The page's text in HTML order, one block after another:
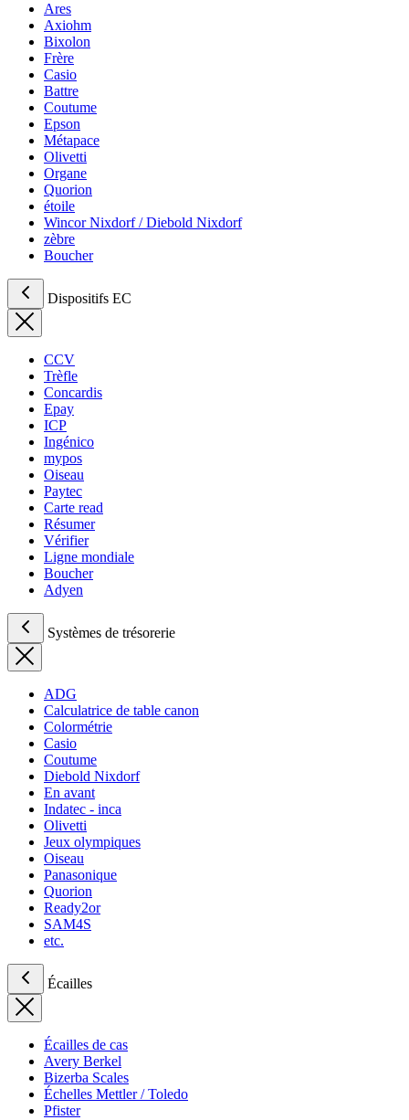
Ares
Axiohm
Bixolon
Frère
Casio
Battre
Coutume
Epson
Métapace
Olivetti
Organe
Quorion
étoile
Wincor Nixdorf / Diebold Nixdorf
zèbre
Boucher
Dispositifs EC
CCV
Trèfle
Concardis
Epay
ICP
Ingénico
mypos
Oiseau
Paytec
Carte read
Résumer
Vérifier
Ligne mondiale
Boucher
Adyen
Systèmes de trésorerie
ADG
Calculatrice de table canon
Colormétrie
Casio
Coutume
Diebold Nixdorf
En avant
Indatec - inca
Olivetti
Jeux olympiques
Oiseau
Panasonique
Quorion
Ready2or
SAM4S
etc.
Écailles
Écailles de cas
Avery Berkel
Bizerba Scales
Échelles Mettler / Toledo
Pfister